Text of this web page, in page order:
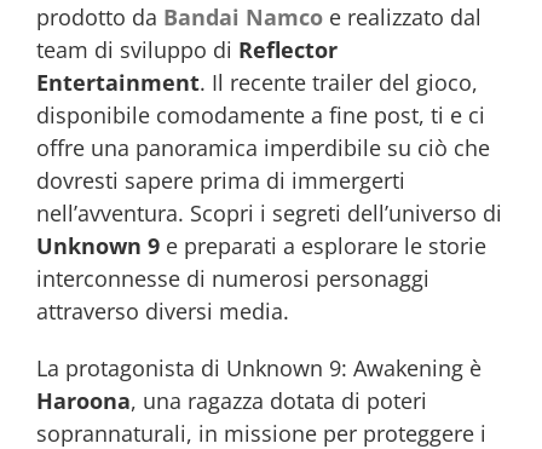
prodotto da Bandai Namco e realizzato dal
team di sviluppo di Reflector
Entertainment. Il recente trailer del gioco,
disponibile comodamente a fine post, ti e ci
offre una panoramica imperdibile su ciò che
dovresti sapere prima di immergerti
nell’avventura. Scopri i segreti dell’universo di
Unknown 9 e preparati a esplorare le storie
interconnesse di numerosi personaggi
attraverso diversi media.
La protagonista di Unknown 9: Awakening è
Haroona, una ragazza dotata di poteri
soprannaturali, in missione per proteggere i